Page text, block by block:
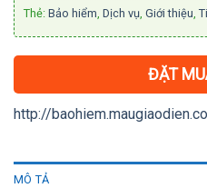
Thẻ: Bảo hiểm, Dịch vụ, Giới thiệu,
ĐẶT
http://
MÔ TẢ